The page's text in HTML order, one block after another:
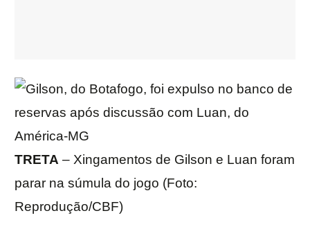
TRETA – Xingamentos de Gilson e Luan foram
parar na súmula do jogo (Foto:
Reprodução/CBF)